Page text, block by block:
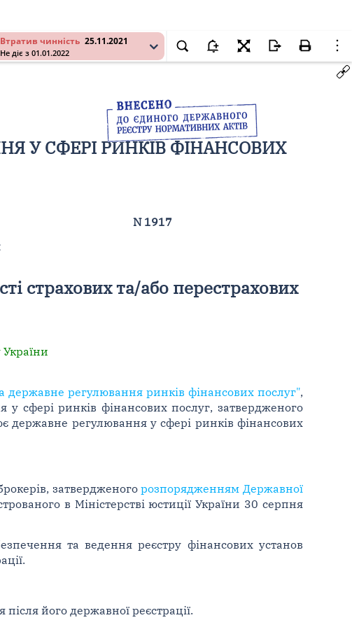
Втратив чинність 25.11.2021
Не діє з 01.01.2022